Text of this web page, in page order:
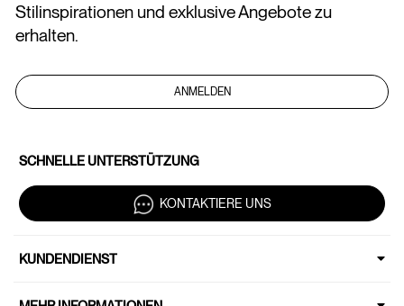
Stilinspirationen und exklusive Angebote zu
erhalten.
ANMELDEN
SCHNELLE UNTERSTÜTZUNG
KONTAKTIERE UNS
KUNDENDIENST